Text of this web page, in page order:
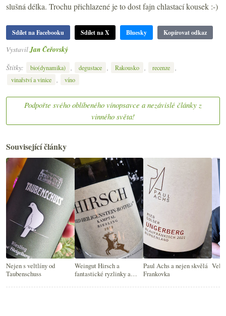
slušná délka. Trochu přichlazené je to dost fajn chlastací kousek :-)
Sdílet na Facebooku Sdílet na X Bluesky Kopírovat odkaz
Vystavil Jan Čeřovský
Štítky:
bio(dynamika) , degustace , Rakousko , recenze ,
vinařství a vinice , víno
Podpořte svého oblíbeného vínopsavce a nezávislé články z
vinného světa!
Související články
Nejen s veltlíny od
Taubenschuss
Weingut Hirsch a
fantastické ryzlinky a
Paul Achs a nejen skvělá
Frankovka